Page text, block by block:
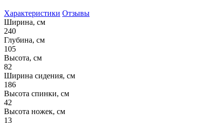
Характеристики Отзывы
Ширина, см
240
Глубина, см
105
Высота, см
82
Ширина сидения, см
186
Высота спинки, см
42
Высота ножек, см
13